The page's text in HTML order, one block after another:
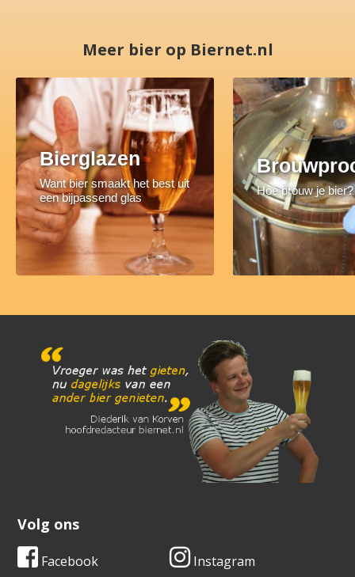
Meer bier op Biernet.nl
Bierglazen
Want bier smaakt het best uit
een bijpassend glas
Hoe brouw je bier?
Volg ons
Facebook Instagram